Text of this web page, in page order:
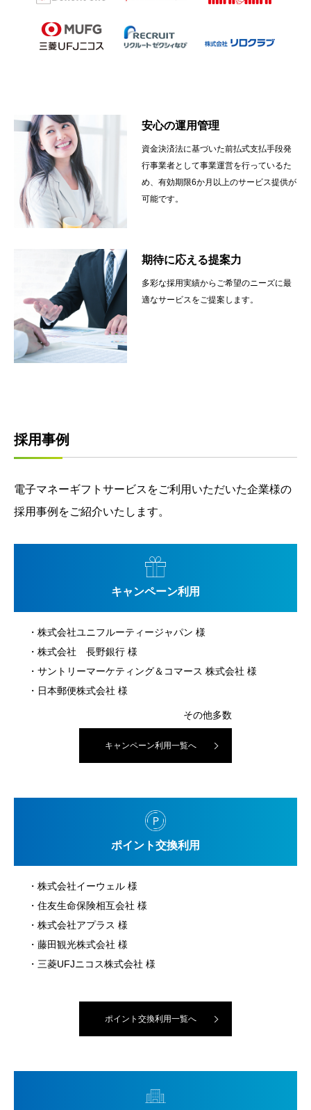
安心の運用管理
資金決済法に基づいた前払式支払手段発
行事業者として事業運営を行っているた
め、有効期限6か月以上のサービス提供が
可能です。
期待に応える提案力
多彩な採用実績からご希望のニーズに最
適なサービスをご提案します。
採用事例
電子マネーギフトサービスをご利用いただいた企業様の
採用事例をご紹介いたします。
キャンペーン利用
株式会社ユニフルーティージャパン 様
株式会社 長野銀行 様
サントリーマーケティング＆コマース 株式会社 様
日本郵便株式会社 様
キャンペーン利用一覧へ
ポイント交換利用
株式会社イーウェル 様
住友生命保険相互会社 様
株式会社アプラス 様
藤田観光株式会社 様
三菱UFJニコス株式会社 様
ポイント交換利用一覧へ